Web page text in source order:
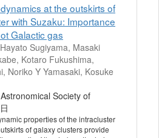
at the outskirts of
with Suzaku: Importance
Galactic gas
Sugiyama, Masaki
Kotaro Fukushima,
Noriko Y Yamasaki, Kosuke
Society of
properties of the intracluster
of galaxy clusters provide